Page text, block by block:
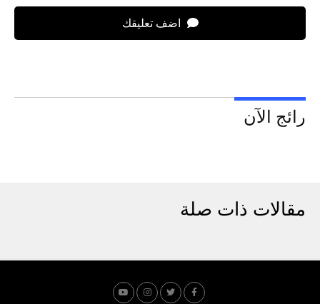
اضف تعليقك
رائج الآن
مقالات ذات صلة